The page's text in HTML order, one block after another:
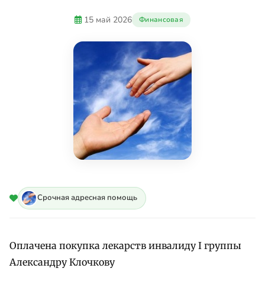
15 май 2026 Финансовая
Срочная адресная помощь
Оплачена покупка лекарств инвалиду I группы
Александру Клочкову